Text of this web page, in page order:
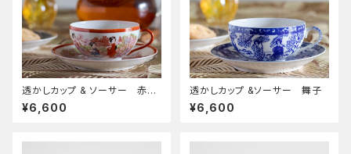
透かしカップ & ソーサー 赤舞
子
¥6,600
透かしカップ &ソーサー 舞子
¥6,600